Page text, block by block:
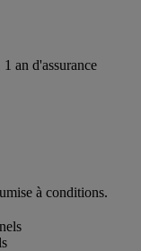
an d'assurance
à conditions.